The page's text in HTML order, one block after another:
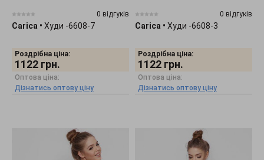
0 відгуків
Carica • Худи -6608-7
Роздрібна ціна:
1122 грн.
Оптова ціна:
Дізнатись оптову ціну
0 відгуків
Carica • Худи -6608-3
Роздрібна ціна:
1122 грн.
Оптова ціна:
Дізнатись оптову ціну